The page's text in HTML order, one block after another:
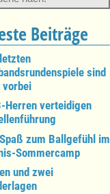
Beiträge
sind
Herren verteidigen
zum Ballgefühl im
Sommercamp
und zwei